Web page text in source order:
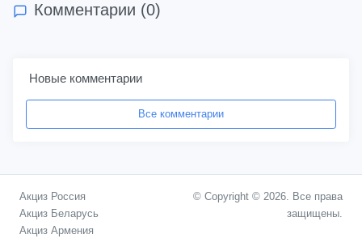
Комментарии (0)
Новые комментарии
Все комментарии
Акциз Россия
Акциз Беларусь
Акциз Армения
© Copyright © 2026. Все права
защищены.